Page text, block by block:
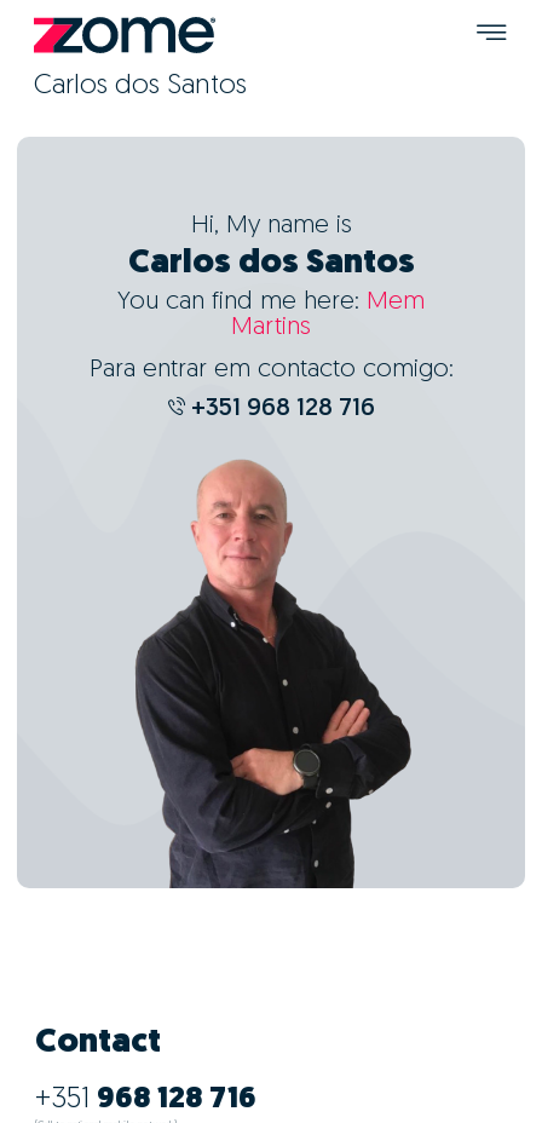
Carlos dos Santos
Hi, My name is
Carlos dos Santos
You can find me here: Mem
Martins
Para entrar em contacto comigo:
+351 968 128 716
Contact
+351 968 128 716